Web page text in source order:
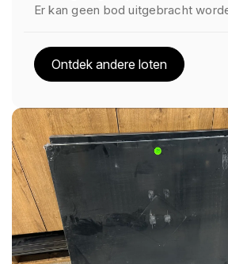
Er kan geen bod uitgebracht
Ontdek andere loten